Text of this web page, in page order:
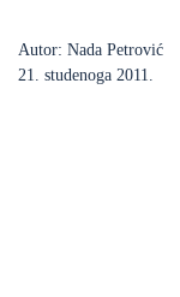
Autor: Nada Petrović
21. studenoga 2011.